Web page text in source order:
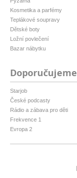
Kosmetika a parfémy
Teplákové soupravy
Dětské boty
Ložní povlečení
Bazar nábytku
Doporučujeme
Starjob
České podcasty
Rádio a zábava pro děti
Frekvence 1
Evropa 2